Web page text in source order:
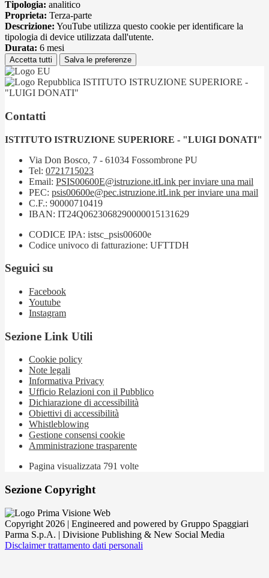
Tipologia: analitico
Proprieta: Terza-parte
Descrizione: YouTube utilizza questo cookie per identificare la
tipologia di device utilizzata dall'utente.
Durata: 6 mesi
Accetta tutti Salva le preferenze
ISTITUTO ISTRUZIONE SUPERIORE -
"LUIGI DONATI"
Contatti
ISTITUTO ISTRUZIONE SUPERIORE - "LUIGI DONATI"
Via Don Bosco, 7 - 61034 Fossombrone PU
Tel: 0721715023
Email: PSIS00600E@istruzione.itLink per inviare una mail
PEC: psis00600e@pec.istruzione.itLink per inviare una mail
C.F.: 90000710419
IBAN: IT24Q0623068290000015131629
CODICE IPA: istsc_psis00600e
Codice univoco di fatturazione: UFTTDH
Seguici su
Facebook
Youtube
Instagram
Sezione Link Utili
Cookie policy
Note legali
Informativa Privacy
Ufficio Relazioni con il Pubblico
Dichiarazione di accessibilità
Obiettivi di accessibilità
Whistleblowing
Gestione consensi cookie
Amministrazione trasparente
Pagina visualizzata 791 volte
Sezione Copyright
Copyright 2026 | Engineered and powered by Gruppo Spaggiari
Parma S.p.A. | Divisione Publishing & New Social Media
Disclaimer trattamento dati personali